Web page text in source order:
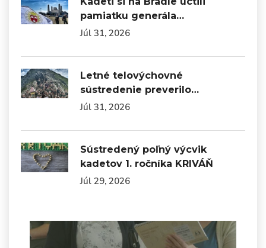
pamiatku generála…
Júl 31, 2026
Letné telovýchovné
sústredenie preverilo…
Júl 31, 2026
Sústredený poľný výcvik
kadetov 1. ročníka KRIVÁŇ
Júl 29, 2026